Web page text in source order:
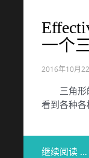
一个
2016年10月
三角
看到各种
继续阅读 …